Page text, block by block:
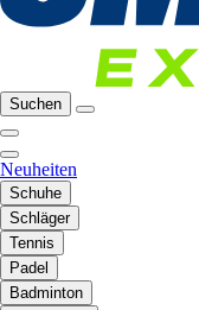
Suchen
Neuheiten
Schuhe
Schläger
Tennis
Padel
Badminton